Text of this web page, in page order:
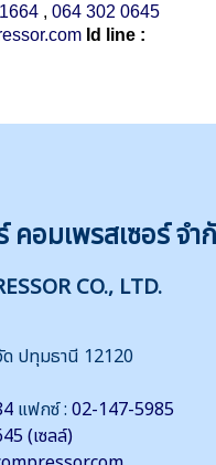
,064 302 0645
Id line :
คอมเพรสเซอร์ จำ
CO., LTD.
ด ปทุมธานี 12120
แฟกซ์ : 02-147-5985
(เซลล์)